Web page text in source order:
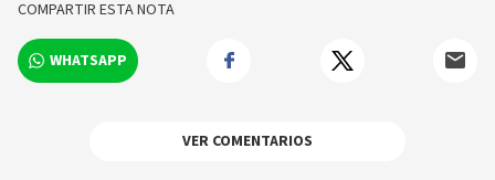
COMPARTIR ESTA NOTA
WHATSAPP
VER COMENTARIOS